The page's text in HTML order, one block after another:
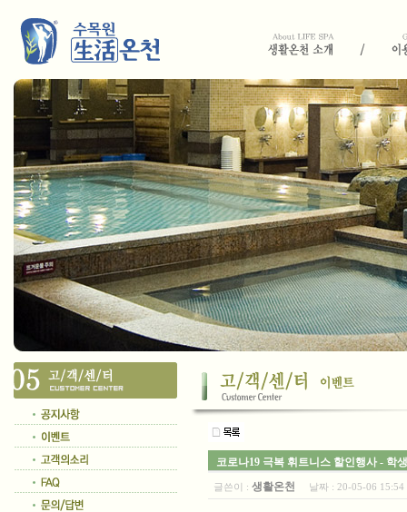
코로나19 극복 휘트니스 할인행사 - 학
글쓴이 : 생활온천 날짜 : 20-05-06